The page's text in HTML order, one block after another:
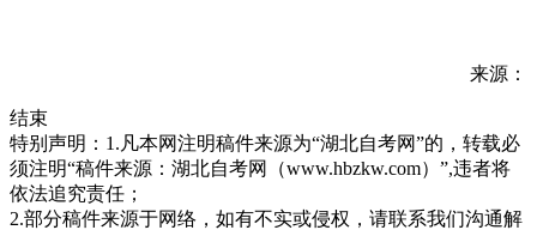
来源：
结束
特别声明：1.凡本网注明稿件来源为“湖北自考网”的，转载必
须注明“稿件来源：湖北自考网（www.hbzkw.com）”,违者将
依法追究责任；
2.部分稿件来源于网络，如有不实或侵权，请联系我们沟通解